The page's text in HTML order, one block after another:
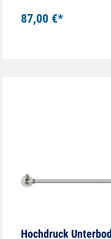
l/min max. 150°C
87,00 €*
Hochdruck